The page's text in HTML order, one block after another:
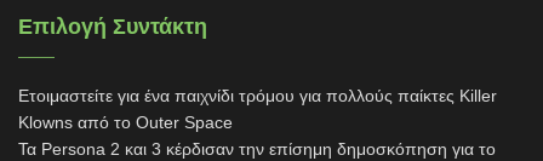
Επιλογή Συντάκτη
Ετοιμαστείτε για ένα παιχνίδι τρόμου για πολλούς παίκτες Killer
Klowns από το Outer Space
Τα Persona 2 και 3 κέρδισαν την επίσημη δημοσκόπηση για το